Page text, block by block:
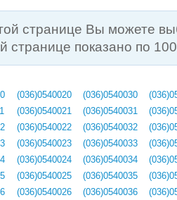
странице Вы можете
странице показано по
(036)0540020
(036)0540021
(036)0540022
(036)0540023
(036)0540024
(036)0540025
(036)0540026
(036)0540030
(036)0540031
(036)0540032
(036)0540033
(036)0540034
(036)0540035
(036)0540036